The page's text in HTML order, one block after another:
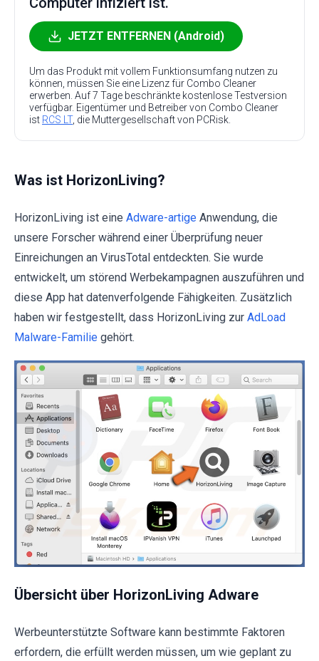
JETZT ENTFERNEN (Android)
Um das Produkt mit vollem Funktionsumfang nutzen zu
können, müssen Sie eine Lizenz für Combo Cleaner
erwerben. Auf 7 Tage beschränkte kostenlose Testversion
verfügbar. Eigentümer und Betreiber von Combo Cleaner
ist RCS LT, die Muttergesellschaft von PCRisk.
Was ist HorizonLiving?
HorizonLiving ist eine Adware-artige Anwendung, die
unsere Forscher während einer Überprüfung neuer
Einreichungen an VirusTotal entdeckten. Sie wurde
entwickelt, um störend Werbekampagnen auszuführen und
diese App hat datenverfolgende Fähigkeiten. Zusätzlich
haben wir festgestellt, dass HorizonLiving zur AdLoad
Malware-Familie gehört.
Übersicht über HorizonLiving Adware
Werbeunterstützte Software kann bestimmte Faktoren
erfordern, die erfüllt werden müssen, um wie geplant zu